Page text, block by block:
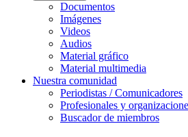
Documentos
Imágenes
Videos
Audios
Material gráfico
Material multimedia
Nuestra comunidad
Periodistas / Comunicadores
Profesionales y
Buscador de miembros